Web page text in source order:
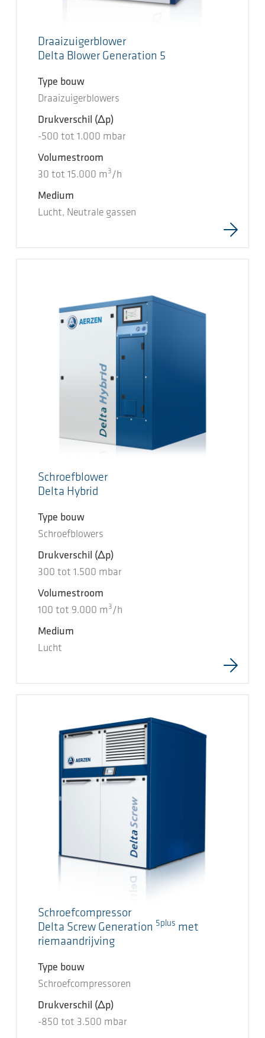
Draaizuigerblower
Delta Blower Generation 5
Type bouw
Draaizuigerblowers
Drukverschil (Δp)
-500 tot 1.000 mbar
Volumestroom
30 tot 15.000 m 3 /h
Medium
Lucht, Neutrale gassen
Schroefblower
Delta Hybrid
Type bouw
Schroefblowers
Drukverschil (Δp)
300 tot 1.500 mbar
Volumestroom
100 tot 9.000 m 3 /h
Medium
Lucht
Schroefcompressor
Delta Screw Generation 5plus met
riemaandrijving
Type bouw
Schroefcompressoren
Drukverschil (Δp)
-850 tot 3.500 mbar